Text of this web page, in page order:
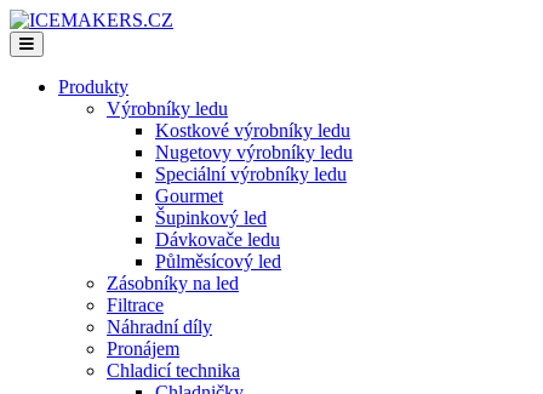
Produkty
Výrobníky ledu
Kostkové výrobníky ledu
Nugetovy výrobníky ledu
Speciální výrobníky ledu
Gourmet
Šupinkový led
Dávkovače ledu
Půlměsícový led
Zásobníky na led
Filtrace
Náhradní díly
Pronájem
Chladicí technika